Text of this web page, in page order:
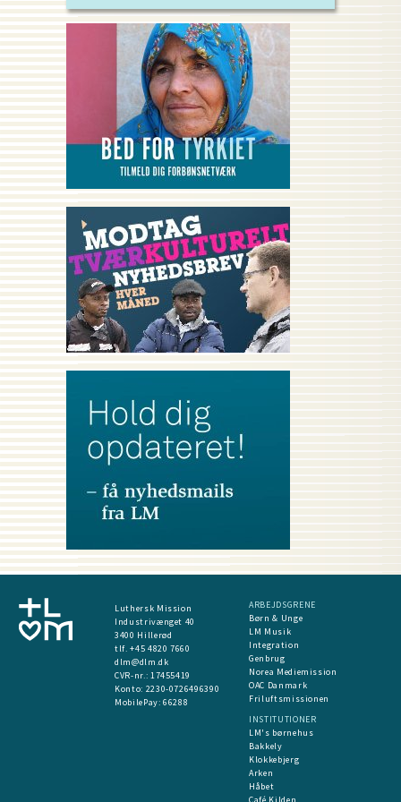
Luthersk Mission
Industrivænget 40
3400 Hillerød
tlf. +45 4820 7660
dlm@dlm.dk
CVR-nr.: 17455419
​Konto: 2230-0726496390
MobilePay:66288
ARBEJDSGRENE
Børn & Unge
LM Musik
Integration
Genbrug
Norea Mediemission
OAC Danmark
Friluftsmissionen
INSTITUTIONER
LM's børnehus
Bakkely
Klokkebjerg
Arken
Håbet